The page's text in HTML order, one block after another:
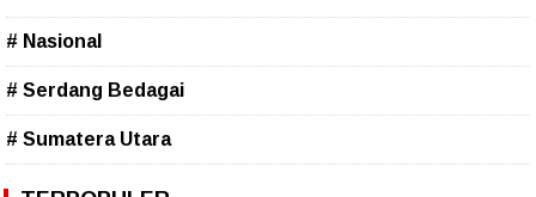
# Nasional
# Serdang Bedagai
# Sumatera Utara